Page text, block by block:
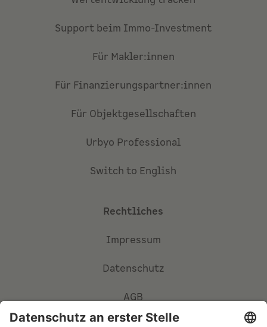
Support beim Immo-Investment
Für Makler:innen
Für Finanzierungspartner:innen
Für Objektgesellschaften
Urbyo Professional
Switch to English
Rechtliches
Impressum
Datenschutz
AGB